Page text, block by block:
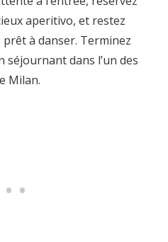
aperitivo, et restez
prêt à danser. Terminez
dans l’un des
Milan.